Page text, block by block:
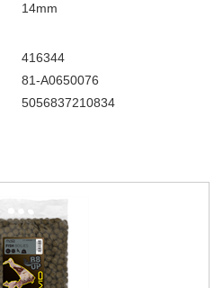
14mm
416344
81-A0650076
5056837210834